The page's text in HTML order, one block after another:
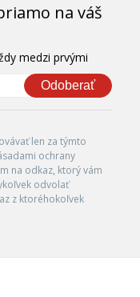
na váš
medzi prvými
Odoberať
len za týmto
ochrany
na odkaz, ktorý vám
odvolať
z ktoréhokoľvek